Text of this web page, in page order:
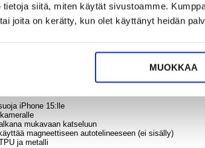
tietoja siitä, miten käytät sivustoamme.
joita on kerätty, kun olet käyttänyt heidän
MUOKKAA
15
tämä kotelo iPhone 15:lle on
iPhone 15:täsi ja tekee siitä myös mukavan
iPhone 15:lle
mukavaan katseluun
magneettiseen autotelineeseen (ei sisälly)
ja metalli